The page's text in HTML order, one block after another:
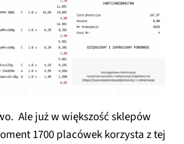
Ale już w większość sklepów
1700 placówek korzysta z tej